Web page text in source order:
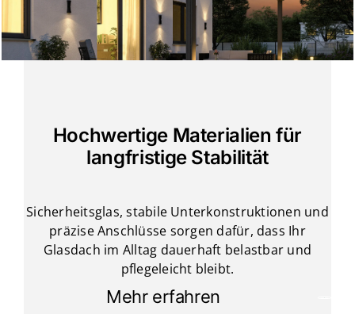
Hochwertige Materialien für
langfristige Stabilität
Sicherheitsglas, stabile Unterkonstruktionen und
präzise Anschlüsse sorgen dafür, dass Ihr
Glasdach im Alltag dauerhaft belastbar und
pflegeleicht bleibt.
Mehr erfahren